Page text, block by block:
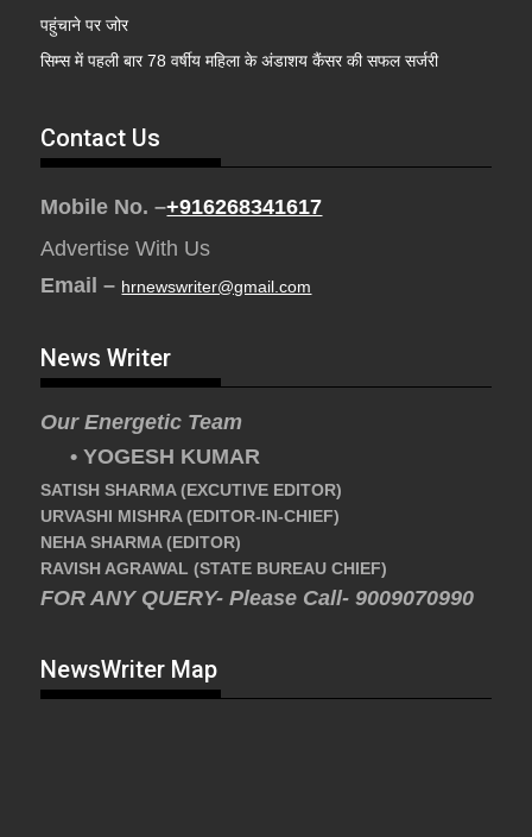
पहुंचाने पर जोर
सिम्स में पहली बार 78 वर्षीय महिला के अंडाशय कैंसर की सफल सर्जरी
Contact Us
Mobile No. –+916268341617
Advertise With Us
Email – hrnewswriter@gmail.com
News Writer
Our Energetic Team
• YOGESH KUMAR
SATISH SHARMA (EXCUTIVE EDITOR)
URVASHI MISHRA (EDITOR-IN-CHIEF)
NEHA SHARMA (EDITOR)
RAVISH AGRAWAL (STATE BUREAU CHIEF)
FOR ANY QUERY- Please Call- 9009070990
NewsWriter Map